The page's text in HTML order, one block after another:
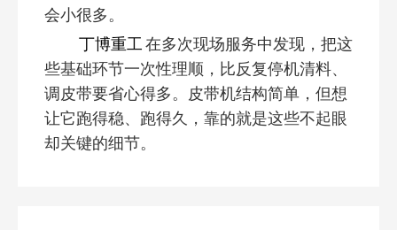
会小很多。
丁博重工 在多次现场服务中发现，把这
些基础环节一次性理顺，比反复停机清料、
调皮带要省心得多。皮带机结构简单，但想
让它跑得稳、跑得久，靠的就是这些不起眼
却关键的细节。